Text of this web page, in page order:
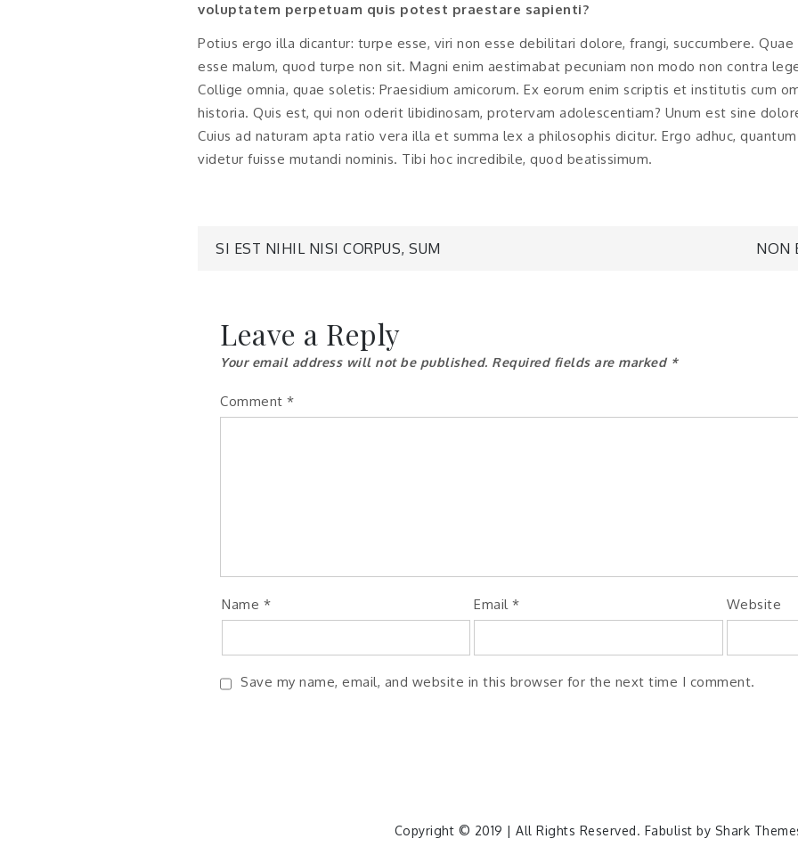
voluptatem perpetuam quis potest praestare sapienti?
Potius ergo illa dicantur: turpe esse, viri non esse debilitari dolore, frangi, succumbere.
esse malum, quod turpe non sit. Magni enim aestimabat pecuniam non modo non contra
Collige omnia, quae soletis: Praesidium amicorum. Ex eorum enim scriptis et institutis cum
historia. Quis est, qui non oderit libidinosam, protervam adolescentiam? Unum est sine
Cuius ad naturam apta ratio vera illa et summa lex a philosophis dicitur. Ergo adhuc,
videtur fuisse mutandi nominis. Tibi hoc incredibile, quod beatissimum.
Post
SI EST NIHIL NISI CORPUS, SUM NON
Leave a Reply
Your email address will not be published. Required fields are marked *
Comment *
Name * Email* Website
Save my name, email, and website in this browser for the next time I comment.
Copyright © 2019 | All Rights Reserved. Fabulist by Shark